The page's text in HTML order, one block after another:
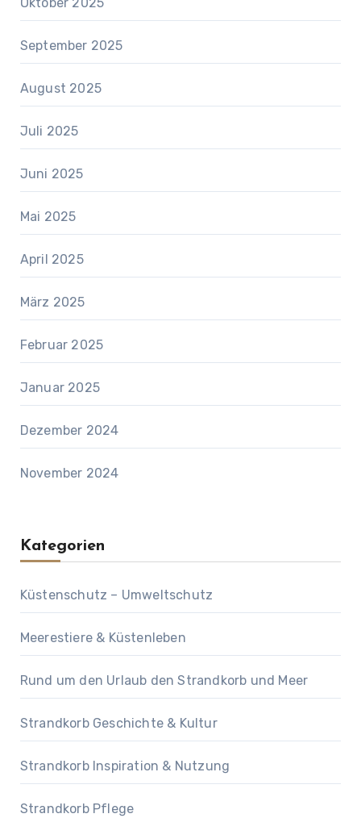
Oktober 2025
September 2025
August 2025
Juli 2025
Juni 2025
Mai 2025
April 2025
März 2025
Februar 2025
Januar 2025
Dezember 2024
November 2024
Kategorien
Küstenschutz – Umweltschutz
Meerestiere & Küstenleben
Rund um den Urlaub den Strandkorb und Meer
Strandkorb Geschichte & Kultur
Strandkorb Inspiration & Nutzung
Strandkorb Pflege